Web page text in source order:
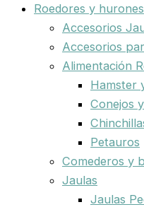
Roedores y hurones
Accesorios
Accesorios
Alimentación
Hamster
Conejos
Petauros
Comederos y
Jaulas
Jaulas